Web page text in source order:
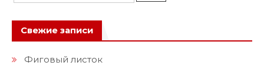
Свежие записи
Фиговый листок